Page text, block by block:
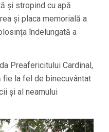
și stropind cu apă
și placa memorială a
îndelungată a
Preafericitului Cardinal,
fie la fel de binecuvântat
și al neamului